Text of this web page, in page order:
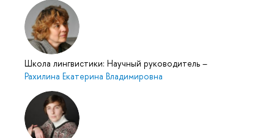
Школа лингвистики: Научный руководитель –
Рахилина Екатерина Владимировна